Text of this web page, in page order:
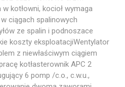
kotłowni, kocioł wymaga
ciągach spalinowych
ze spalin i podnoszace
koszty eksploatacjiWentylator
z niewłaściwym ciągiem
kotłasterownik APC 2
6 pomp /c.o., c.w.u.,